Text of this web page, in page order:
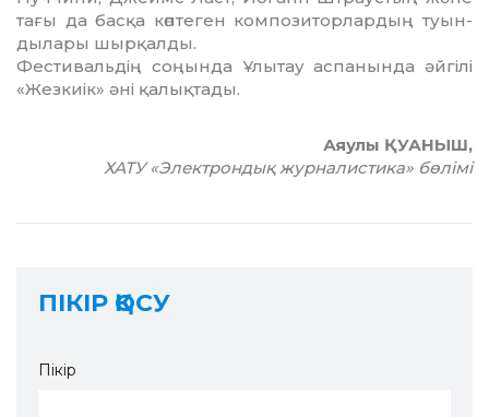
тағы да басқа көптеген композиторлардың туын­
дылары шырқалды.
Фестивальдің соңында Ұлытау аспанында әйгілі
«Жезкиік» әні қалықтады.
Аяулы ҚУАНЫШ,
ХАТУ «Электрондық журналистика» бөлімі
ПІКІР ҚОСУ
Пікір